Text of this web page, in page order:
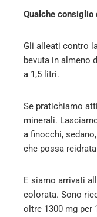
Qualche consiglio
Gli alleati contro
bevuta in almeno
a 1,5 litri.
Se pratichiamo
minerali.
a finocchi,
che possa
E siamo arrivati
colorata. Sono
oltre 1300 mg per